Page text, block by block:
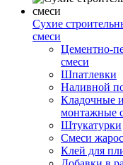
Сухие
смеси
Цементно-
смеси
Шпатлевки
Наливной
Кладочные
монтажные
Штукатурки
Смеси
Клей для